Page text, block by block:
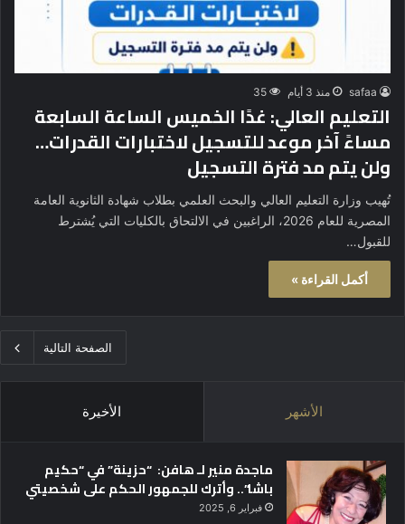
safaa منذ 3 أيام 35
التعليم العالي: غدًا الخميس الساعة السابعة
مساءً آخر موعد للتسجيل لاختبارات القدرات…
ولن يتم مد فترة التسجيل
تُهيب وزارة التعليم العالي والبحث العلمي بطلاب شهادة الثانوية العامة
المصرية للعام 2026، الراغبين في الالتحاق بالكليات التي يُشترط
للقبول…
أكمل القراءة »
الصفحة التالية
الأشهر الأخيرة
ماجدة منير لـ هافن: “حزينة” في “حكيم
باشا”.. وأترك للجمهور الحكم على شخصيتي
فبراير 6, 2025